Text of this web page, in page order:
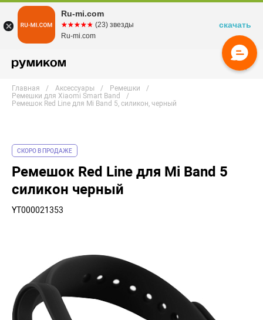
Главная Аксессуары
Ремешки
Ремешки для Xiaomi Smart Band
Ремешок Red Line для Mi Band 5, силикон, черный
СКОРО В ПРОДАЖЕ
Ремешок Red Line для Mi Band 5
силикон черный
YT000021353
Ru-mi.com
☆☆☆☆☆
★★★★★ (23) звезды
Ru-mi.com
скачать